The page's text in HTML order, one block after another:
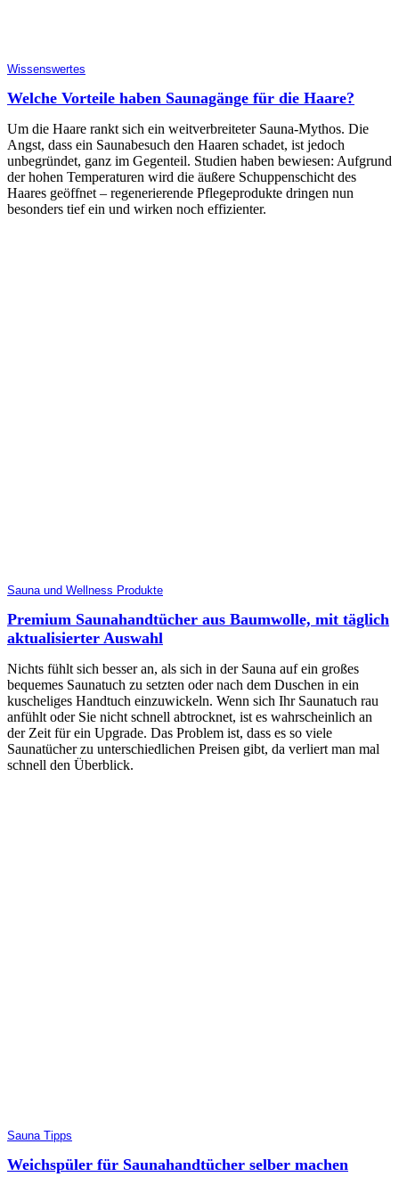
Wissenswertes
Welche Vorteile haben Saunagänge für die Haare?
Um die Haare rankt sich ein weitverbreiteter Sauna-Mythos. Die
Angst, dass ein Saunabesuch den Haaren schadet, ist jedoch
unbegründet, ganz im Gegenteil. Studien haben bewiesen: Aufgrund
der hohen Temperaturen wird die äußere Schuppenschicht des
Haares geöffnet – regenerierende Pflegeprodukte dringen nun
besonders tief ein und wirken noch effizienter.
Sauna und Wellness Produkte
Premium Saunahandtücher aus Baumwolle, mit täglich
aktualisierter Auswahl
Nichts fühlt sich besser an, als sich in der Sauna auf ein großes
bequemes Saunatuch zu setzten oder nach dem Duschen in ein
kuscheliges Handtuch einzuwickeln. Wenn sich Ihr Saunatuch rau
anfühlt oder Sie nicht schnell abtrocknet, ist es wahrscheinlich an
der Zeit für ein Upgrade. Das Problem ist, dass es so viele
Saunatücher zu unterschiedlichen Preisen gibt, da verliert man mal
schnell den Überblick.
Sauna Tipps
Weichspüler für Saunahandtücher selber machen